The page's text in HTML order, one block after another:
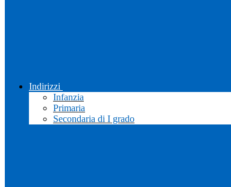
Indirizzi
Infanzia
Primaria
Secondaria di I grado